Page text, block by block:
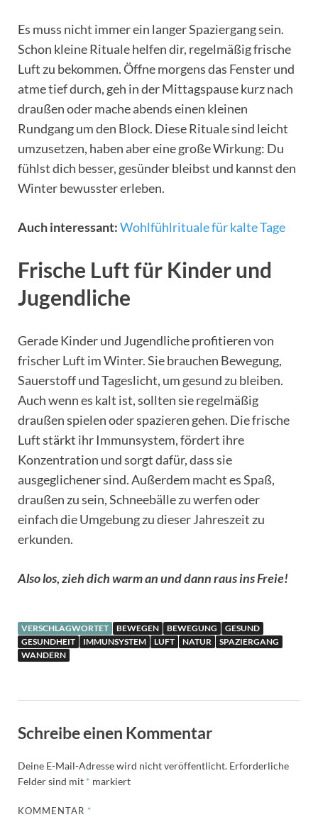
Es muss nicht immer ein langer Spaziergang sein.
Schon kleine Rituale helfen dir, regelmäßig frische
Luft zu bekommen. Öffne morgens das Fenster und
atme tief durch, geh in der Mittagspause kurz nach
draußen oder mache abends einen kleinen
Rundgang um den Block. Diese Rituale sind leicht
umzusetzen, haben aber eine große Wirkung: Du
fühlst dich besser, gesünder bleibst und kannst den
Winter bewusster erleben.
Auch interessant:Wohlfühlrituale für kalte Tage
Frische Luft für Kinder und
Jugendliche
Gerade Kinder und Jugendliche profitieren von
frischer Luft im Winter. Sie brauchen Bewegung,
Sauerstoff und Tageslicht, um gesund zu bleiben.
Auch wenn es kalt ist, sollten sie regelmäßig
draußen spielen oder spazieren gehen. Die frische
Luft stärkt ihr Immunsystem, fördert ihre
Konzentration und sorgt dafür, dass sie
ausgeglichener sind. Außerdem macht es Spaß,
draußen zu sein, Schneebälle zu werfen oder
einfach die Umgebung zu dieser Jahreszeit zu
erkunden.
Also los, zieh dich warm an und dann raus ins Freie!
VERSCHLAGWORTET BEWEGEN BEWEGUNG
GESUND
GESUNDHEIT
IMMUNSYSTEM LUFT NATUR
SPAZIERGANG
WANDERN
Schreibe einen Kommentar
Deine E-Mail-Adresse wird nicht veröffentlicht. Erforderliche
Felder sind mit * markiert
KOMMENTAR *